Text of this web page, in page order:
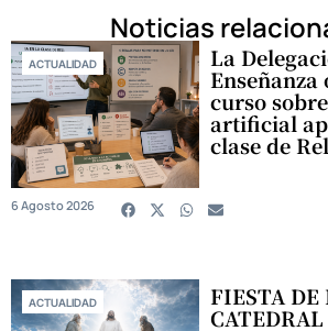
Noticias
ACTUALIDAD La
curso
artificial
clase de
6 Agosto 2026
ACTUALIDAD FIESTA DE